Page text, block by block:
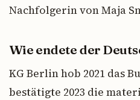
Nachfolgerin von Maja
Wie endete der
KG Berlin hob 2021 das
bestätigte 2023 die